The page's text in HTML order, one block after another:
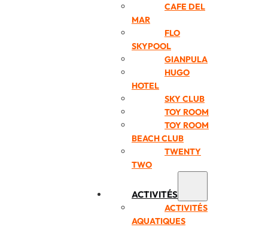
CAFE DEL
MAR
FLO
SKYPOOL
GIANPULA
HUGO
HOTEL
SKY CLUB
TOY ROOM
TOY ROOM
BEACH CLUB
TWENTY
TWO
ACTIVITÉS
ACTIVITÉS
AQUATIQUES